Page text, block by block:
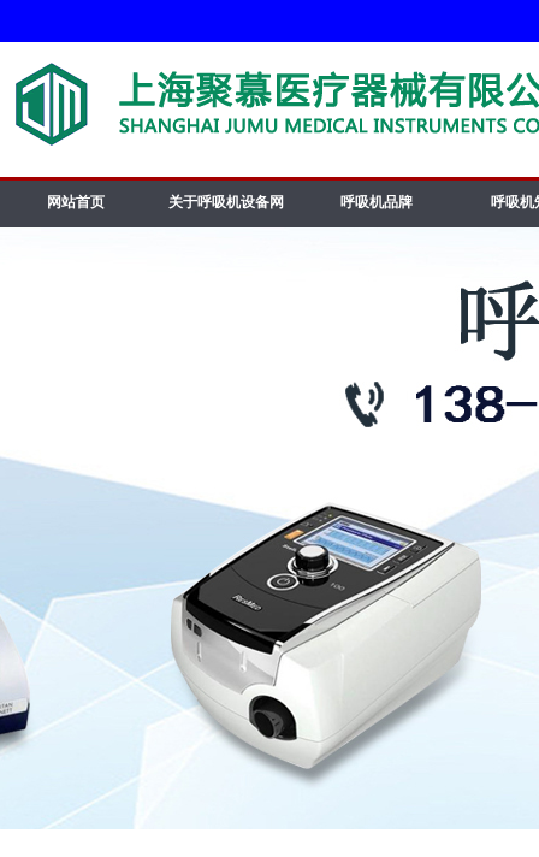
网站首页 关于呼吸机设备网 呼吸机品牌 呼吸机